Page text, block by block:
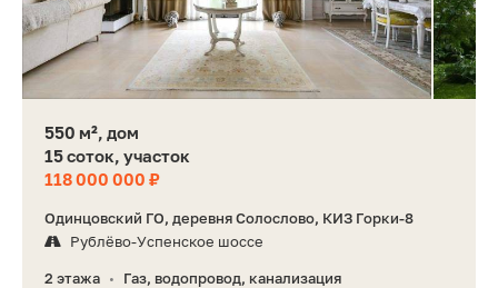
550 м², дом
15 соток, участок
118 000 000 ₽
Одинцовский ГО, деревня Солослово, КИЗ Горки-8
Рублёво-Успенское шоссе
2 этажа •
Газ, водопровод, канализация